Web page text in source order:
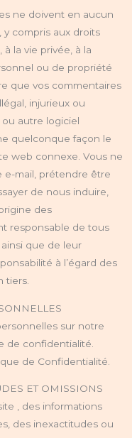
ne doivent en aucun
compris aux droits
la vie privée, à la
ou de propriété
que vos commentaires
injurieux ou
autre logiciel
quelconque façon le
web connexe. Vous ne
e-mail, prétendre être
de nous induire,
des
responsable de tous
que de leur
à l’égard des
tiers.
sur notre
de confidentialité.
de Confidentialité.
ET OMISSIONS
, des informations
des inexactitudes ou